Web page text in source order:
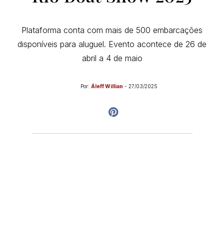
Plataforma conta com mais de 500 embarcações
disponíveis para aluguel. Evento acontece de 26 de
abril a 4 de maio
Por: Áleff Willian - 27/03/2025